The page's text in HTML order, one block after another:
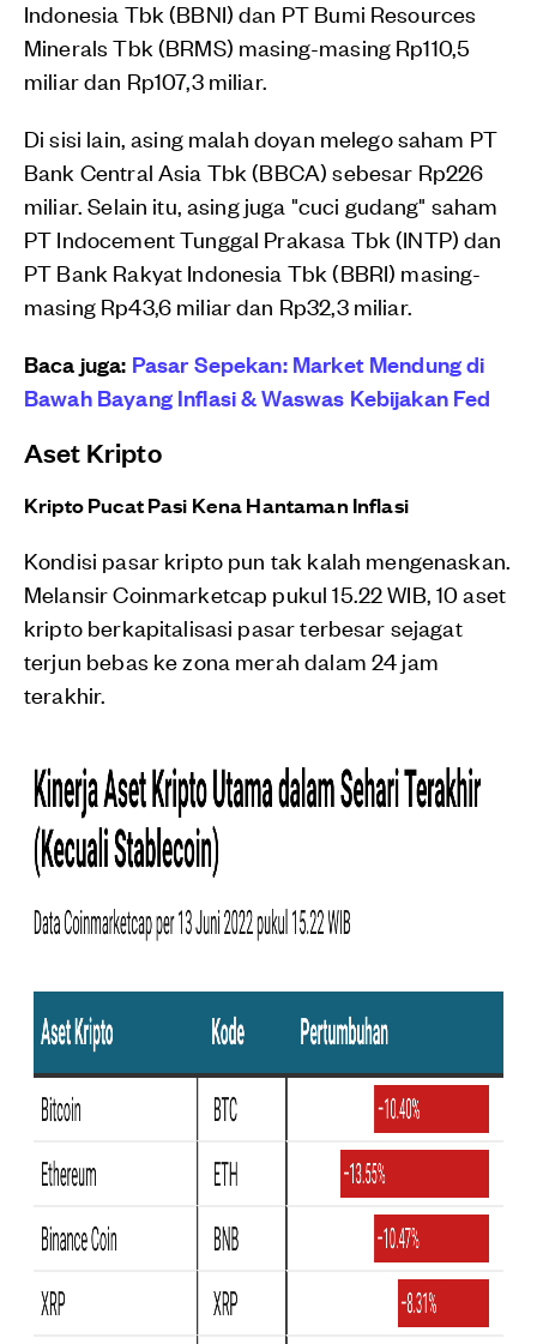
Indonesia Tbk (BBNI) dan PT Bumi Resources
Minerals Tbk (BRMS) masing-masing Rp110,5
miliar dan Rp107,3 miliar.
Di sisi lain, asing malah doyan melego saham PT
Bank Central Asia Tbk (BBCA) sebesar Rp226
miliar. Selain itu, asing juga "cuci gudang" saham
PT Indocement Tunggal Prakasa Tbk (INTP) dan
PT Bank Rakyat Indonesia Tbk (BBRI) masing-
masing Rp43,6 miliar dan Rp32,3 miliar.
Baca juga: Pasar Sepekan: Market Mendung di
Bawah Bayang Inflasi & Waswas Kebijakan Fed
Aset Kripto
Kripto Pucat Pasi Kena Hantaman Inflasi
Kondisi pasar kripto pun tak kalah mengenaskan.
Melansir Coinmarketcap pukul 15.22 WIB, 10 aset
kripto berkapitalisasi pasar terbesar sejagat
terjun bebas ke zona merah dalam 24 jam
terakhir.